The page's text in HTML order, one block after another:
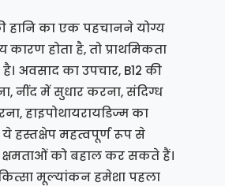
हानि का एक पहचानने योग्य
कारण होता है, तो प्राथमिकता
अवसाद का उपचार, B12 की
नींद में सुधार करना, संदिग्ध
हाइपोथायरायडिज्म का
हस्तक्षेप महत्वपूर्ण रूप से
क्षमताओं को बहाल कर सकते हैं।
मूल्यांकन हमेशा पहला